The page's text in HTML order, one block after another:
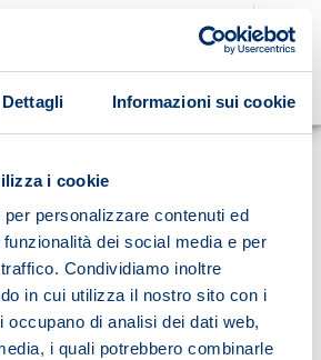
Dettagli Informazioni sui cookie
i cookie
personalizzare contenuti ed
dei social media e per
Condividiamo inoltre
in cui utilizza il nostro sito con i
occupano di analisi dei dati web,
i quali potrebbero combinarle